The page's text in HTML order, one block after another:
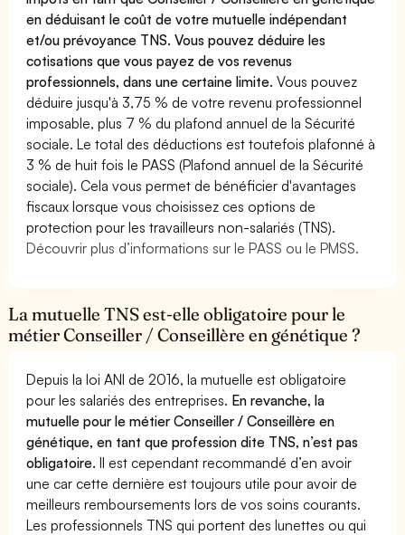
en déduisant le coût de votre mutuelle indépendant
et/ou prévoyance TNS. Vous pouvez déduire les
cotisations que vous payez de vos revenus
professionnels, dans une certaine limite.Vous pouvez
déduire jusqu'à 3,75 % de votre revenu professionnel
imposable, plus 7 % du plafond annuel de la Sécurité
sociale. Le total des déductions est toutefois plafonné à
3 % de huit fois le PASS (Plafond annuel de la Sécurité
sociale). Cela vous permet de bénéficier d'avantages
fiscaux lorsque vous choisissez ces options de
protection pour les travailleurs non-salariés (TNS).
Découvrir plus d’informations sur le PASS ou le PMSS.
La mutuelle TNS est-elle obligatoire pour le
métier Conseiller / Conseillère en génétique ?
Depuis la loi ANI de 2016, la mutuelle est obligatoire
pour les salariés des entreprises. En revanche, la
mutuelle pour le métier Conseiller / Conseillère en
génétique, en tant que profession dite TNS, n’est pas
obligatoire.Il est cependant recommandé d’en avoir
une car cette dernière est toujours utile pour avoir de
meilleurs remboursements lors de vos soins courants.
Les professionnels TNS qui portent des lunettes ou qui